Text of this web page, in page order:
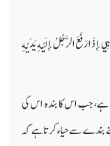
إِذَا رَفَعَ الرَّجُلُ إِلَيْهِ يَدَيْهِ
ہے، جب اس کا بندہ اس کی
بندے سے حیاء کرتا ہے کہ